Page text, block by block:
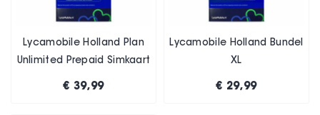
Lycamobile Holland Plan
Unlimited Prepaid Simkaart
€ 39,99
Lycamobile Holland Bundel
XL
€ 29,99